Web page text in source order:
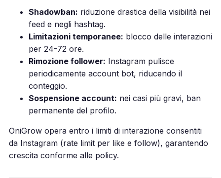
Shadowban: riduzione drastica della visibilità nei
feed e negli hashtag.
Limitazioni temporanee: blocco delle interazioni
per 24-72 ore.
Rimozione follower: Instagram pulisce
periodicamente account bot, riducendo il
conteggio.
Sospensione account: nei casi più gravi, ban
permanente del profilo.
OniGrow opera entro i limiti di interazione consentiti
da Instagram (rate limit per like e follow), garantendo
crescita conforme alle policy.